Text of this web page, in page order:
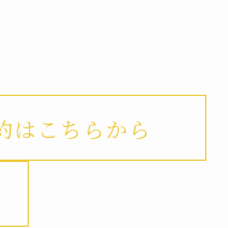
はこちらから